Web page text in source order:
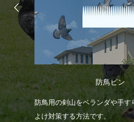
防鳥ピン
防鳥用の剣山をベランダや手す
よけ対策する方法です。